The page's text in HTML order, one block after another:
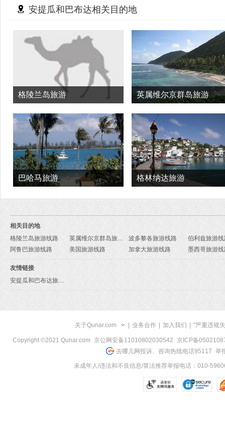
安提瓜和巴布达相关目的地
格陵兰岛旅游 英属维尔京群岛旅游
巴哈马旅游 格林纳达旅游
相关目的地
格陵兰岛旅游线路
英属维尔京群岛旅游线路 波多黎各旅游线路
伯利兹旅游
阿鲁巴旅游线路
美国旅游线路 加拿大旅游线路 墨西哥旅游
友情链接
安提瓜和巴布达旅游攻略
关于Qunar.com 业务合作 加入我们 "严重违规
Copyright ©2021 Qunar.com 京公网安备11010802030542
京ICP备
去哪儿网投诉、咨询热线电话95117 举
未成年人/违法和不良信息/算法推荐举报电话：010-